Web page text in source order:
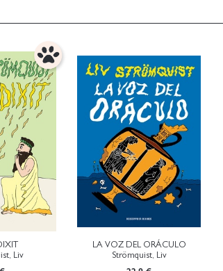
Liv
LA VOZ DEL ORÁCULO
Strömquist, Liv